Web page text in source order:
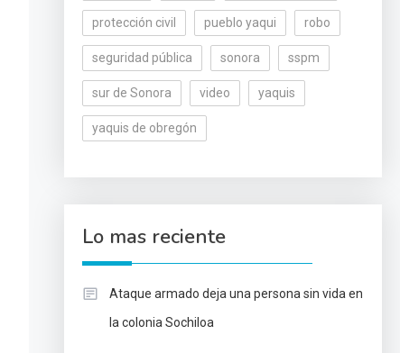
protección civil pueblo yaqui robo
seguridad pública sonora sspm
sur de Sonora video yaquis
yaquis de obregón
Lo mas reciente
Ataque armado deja una persona sin vida en
la colonia Sochiloa